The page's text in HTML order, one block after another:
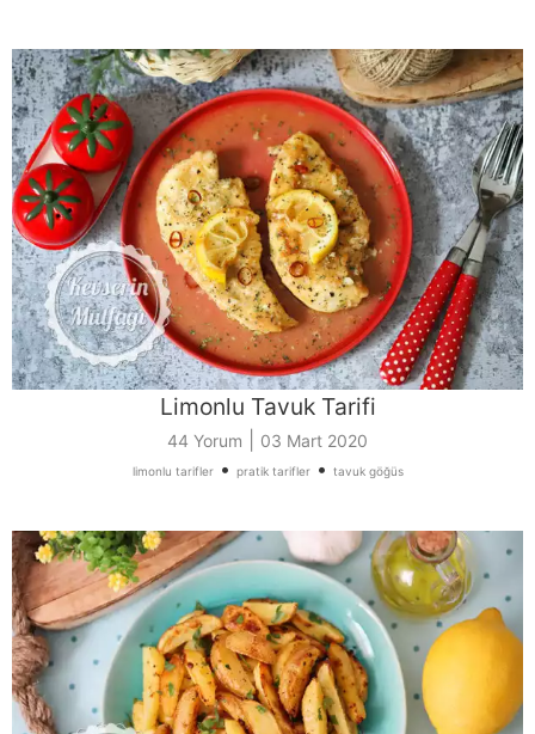
Limonlu Tavuk Tarifi
44 Yorum 03 Mart 2020
limonlu tarifler• pratik tarifler• tavuk göğüs